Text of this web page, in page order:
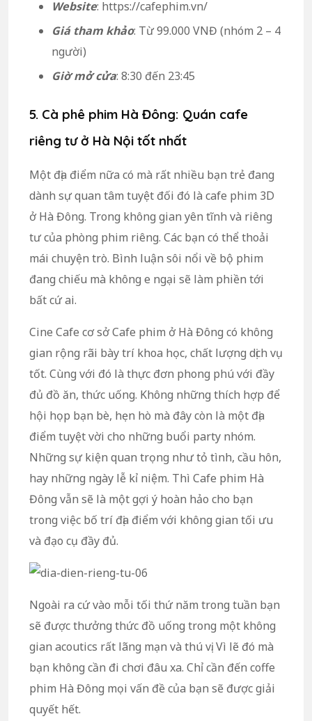
Website: https://cafephim.vn/
Giá tham khảo: Từ 99.000 VNĐ (nhóm 2 – 4
người)
Giờ mở cửa: 8:30 đến 23:45
5. Cà phê phim Hà Đông: Quán cafe
riêng tư ở Hà Nội tốt nhất
Một địa điểm nữa có mà rất nhiều bạn trẻ đang
dành sự quan tâm tuyệt đối đó là cafe phim 3D
ở Hà Đông. Trong không gian yên tĩnh và riêng
tư của phòng phim riêng. Các bạn có thể thoải
mái chuyện trò. Bình luận sôi nổi về bộ phim
đang chiếu mà không e ngại sẽ làm phiền tới
bất cứ ai.
Cine Cafe cơ sở Cafe phim ở Hà Đông có không
gian rộng rãi bày trí khoa học, chất lượng dịch vụ
tốt. Cùng với đó là thực đơn phong phú với đầy
đủ đồ ăn, thức uống. Không những thích hợp để
hội họp bạn bè, hẹn hò mà đây còn là một địa
điểm tuyệt vời cho những buổi party nhóm.
Những sự kiện quan trọng như tỏ tình, cầu hôn,
hay những ngày lễ kỉ niệm. Thì Cafe phim Hà
Đông vẫn sẽ là một gợi ý hoàn hảo cho bạn
trong việc bố trí địa điểm với không gian tối ưu
và đạo cụ đầy đủ.
Ngoài ra cứ vào mỗi tối thứ năm trong tuần bạn
sẽ được thưởng thức đồ uống trong một không
gian acoutics rất lãng mạn và thú vị. Vì lẽ đó mà
bạn không cần đi chơi đâu xa. Chỉ cần đến coffe
phim Hà Đông mọi vấn đề của bạn sẽ được giải
quyết hết.